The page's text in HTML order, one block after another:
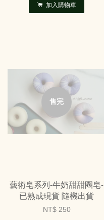
加入購物車
售完
藝術皂系列-牛奶甜甜圈皂-
已熟成現貨 隨機出貨
NT$ 250